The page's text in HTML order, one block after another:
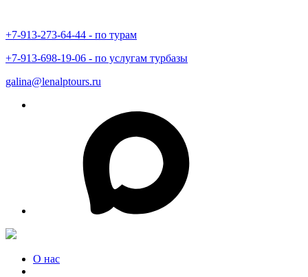
+7-913-273-64-44 - по турам
+7-913-698-19-06 - по услугам турбазы
galina@lenalptours.ru
О нас